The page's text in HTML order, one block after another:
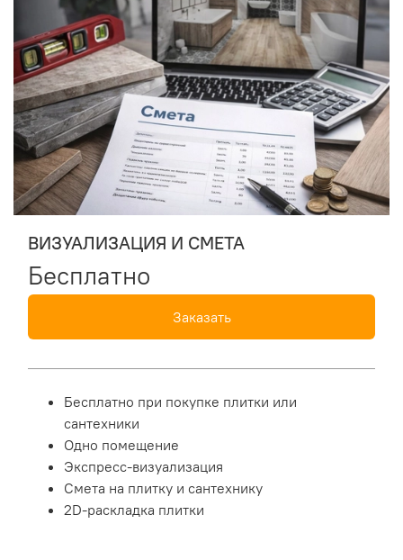
ВИЗУАЛИЗАЦИЯ И СМЕТА
Бесплатно
Заказать
Бесплатно при покупке плитки или
сантехники
Одно помещение
Экспресс-визуализация
Смета на плитку и сантехнику
2D-раскладка плитки